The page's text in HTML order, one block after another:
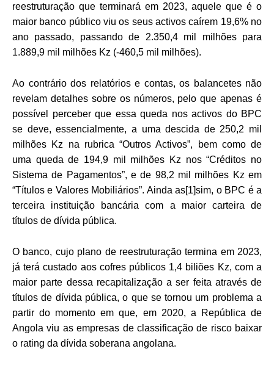
reestruturação que terminará em 2023, aquele que é o
maior banco público viu os seus activos caírem 19,6% no
ano passado, passando de 2.350,4 mil milhões para
1.889,9 mil milhões Kz (-460,5 mil milhões).
Ao contrário dos relatórios e contas, os balancetes não
revelam detalhes sobre os números, pelo que apenas é
possível perceber que essa queda nos activos do BPC
se deve, essencialmente, a uma descida de 250,2 mil
milhões Kz na rubrica “Outros Activos”, bem como de
uma queda de 194,9 mil milhões Kz nos “Créditos no
Sistema de Pagamentos”, e de 98,2 mil milhões Kz em
“Títulos e Valores Mobiliários”. Ainda as[1]sim, o BPC é a
terceira instituição bancária com a maior carteira de
títulos de dívida pública.
O banco, cujo plano de reestruturação termina em 2023,
já terá custado aos cofres públicos 1,4 biliões Kz, com a
maior parte dessa recapitalização a ser feita através de
títulos de dívida pública, o que se tornou um problema a
partir do momento em que, em 2020, a República de
Angola viu as empresas de classificação de risco baixar
o rating da dívida soberana angolana.